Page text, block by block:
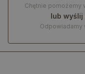
Chętnie pomożemy
lub wyślij
Odpowiadamy